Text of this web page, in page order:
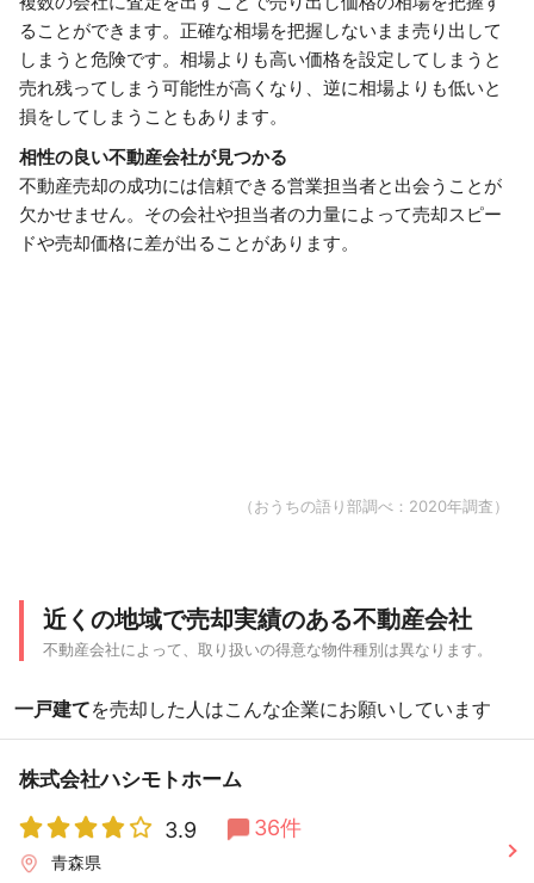
ることができます。正確な相場を把握しないまま売り出して
しまうと危険です。相場よりも高い価格を設定してしまうと
売れ残ってしまう可能性が高くなり、逆に相場よりも低いと
損をしてしまうこともあります。
相性の良い不動産会社が見つかる
不動産売却の成功には信頼できる営業担当者と出会うことが
欠かせません。その会社や担当者の力量によって売却スピー
ドや売却価格に差が出ることがあります。
（おうちの語り部調べ：2020年調査）
近くの地域で売却実績のある不動産会社
不動産会社によって、取り扱いの得意な物件種別は異なります。
一戸建てを売却した人はこんな企業にお願いしています
株式会社ハシモトホーム
3.9 36件
青森県